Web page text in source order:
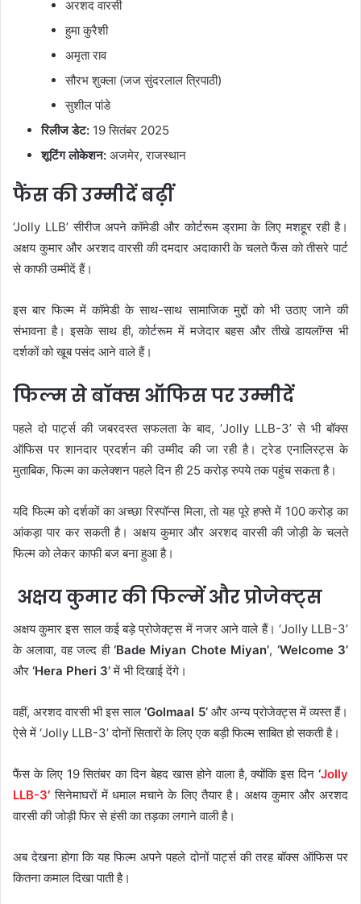
अरशद वारसी
हुमा कुरैशी
अमृता राव
सौरभ शुक्ला (जज सुंदरलाल त्रिपाठी)
सुशील पांडे
रिलीज डेट: 19 सितंबर 2025
शूटिंग लोकेशन: अजमेर, राजस्थान
फैंस की उम्मीदें बढ़ीं
‘Jolly LLB’ सीरीज अपने कॉमेडी और कोर्टरूम ड्रामा के लिए मशहूर रही है।
अक्षय कुमार और अरशद वारसी की दमदार अदाकारी के चलते फैंस को तीसरे पार्ट
से काफी उम्मीदें हैं।
इस बार फिल्म में कॉमेडी के साथ-साथ सामाजिक मुद्दों को भी उठाए जाने की
संभावना है। इसके साथ ही, कोर्टरूम में मजेदार बहस और तीखे डायलॉग्स भी
दर्शकों को खूब पसंद आने वाले हैं।
फिल्म से बॉक्स ऑफिस पर उम्मीदें
पहले दो पार्ट्स की जबरदस्त सफलता के बाद, ‘Jolly LLB-3’ से भी बॉक्स
ऑफिस पर शानदार प्रदर्शन की उम्मीद की जा रही है। ट्रेड एनालिस्ट्स के
मुताबिक, फिल्म का कलेक्शन पहले दिन ही 25 करोड़ रुपये तक पहुंच सकता है।
यदि फिल्म को दर्शकों का अच्छा रिस्पॉन्स मिला, तो यह पूरे हफ्ते में 100 करोड़ का
आंकड़ा पार कर सकती है। अक्षय कुमार और अरशद वारसी की जोड़ी के चलते
फिल्म को लेकर काफी बज बना हुआ है।
अक्षय कुमार की फिल्में और प्रोजेक्ट्स
अक्षय कुमार इस साल कई बड़े प्रोजेक्ट्स में नजर आने वाले हैं। ‘Jolly LLB-3’
के अलावा, वह जल्द ही ‘Bade Miyan Chote Miyan’, ‘Welcome 3’
और ‘Hera Pheri 3’में भी दिखाई देंगे।
वहीं, अरशद वारसी भी इस साल‘Golmaal 5’और अन्य प्रोजेक्ट्स में व्यस्त हैं।
ऐसे में ‘Jolly LLB-3’ दोनों सितारों के लिए एक बड़ी फिल्म साबित हो सकती है।
फैंस के लिए 19 सितंबर का दिन बेहद खास होने वाला है, क्योंकि इस दिन ‘Jolly
LLB-3′ सिनेमाघरों में धमाल मचाने के लिए तैयार है। अक्षय कुमार और अरशद
वारसी की जोड़ी फिर से हंसी का तड़का लगाने वाली है।
अब देखना होगा कि यह फिल्म अपने पहले दोनों पार्ट्स की तरह बॉक्स ऑफिस पर
कितना कमाल दिखा पाती है।